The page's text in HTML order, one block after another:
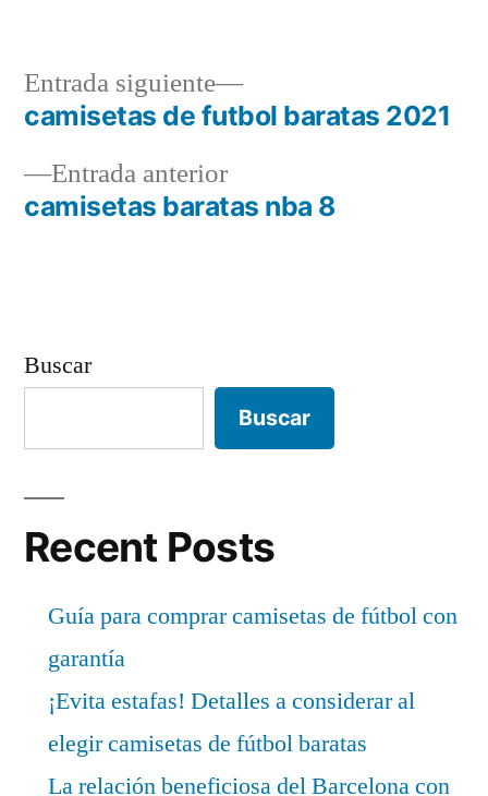
Navegación
deEntrada anteriorEntrada
anterior:
camisetas baratas nba 8
Entrada siguiente
Entrada
siguiente:
camisetas de futbol baratas 2021
Buscar
Buscar
Recent Posts
Guía para comprar camisetas de fútbol con
garantía
¡Evita estafas! Detalles a considerar al
elegir camisetas de fútbol baratas
La relación beneficiosa del Barcelona con